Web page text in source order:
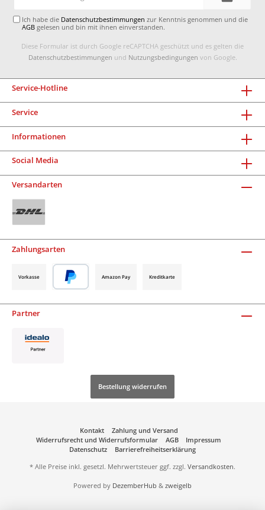
Ich habe die Datenschutzbestimmungen zur Kenntnis genommen und die
AGB gelesen und bin mit ihnen einverstanden.
Diese Formular ist durch Google reCAPTCHA geschützt und es gelten die
Datenschutzbestimmungen und Nutzungsbedingungen von Google.
Service-Hotline
Service
Informationen
Social Media
Versandarten
Zahlungsarten
Vorkasse Amazon Pay Kreditkarte
Partner
Bestellung widerrufen
Kontakt
Zahlung und Versand
Widerrufsrecht und Widerrufsformular
AGB
Impressum
Datenschutz
Barrierefreiheitserklärung
* Alle Preise inkl. gesetzl. Mehrwertsteuer ggf. zzgl. Versandkosten.
Powered by DezemberHub & zweigelb